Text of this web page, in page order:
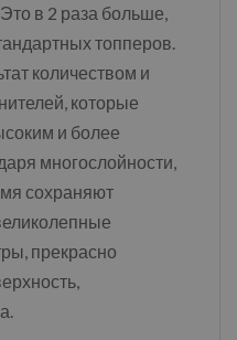
в 2 раза больше,
топперов.
количеством и
которые
и более
многослойности,
сохраняют
прекрасно